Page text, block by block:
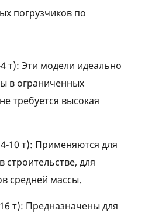
погрузчиков по
т): Эти модели идеально
в ограниченных
требуется высокая
10 т): Применяются для
строительстве, для
средней массы.
т): Предназначены для